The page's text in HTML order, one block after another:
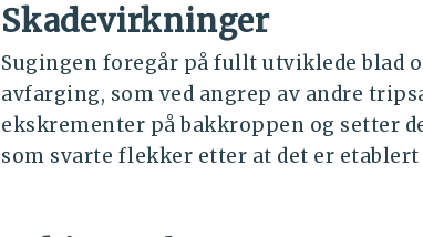
Skadevirkninger
Sugingen foregår på fullt utviklede blad
avfarging, som ved angrep av andre
ekskrementer på bakkroppen og setter
som svarte flekker etter at det er